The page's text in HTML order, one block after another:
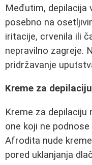
Međutim, depilacija
posebno na
iritacije, crvenila ili
nepravilno zagreje.
pridržavanje
Kreme za
Kreme za depilaciju
one koji ne
Afrodita nude
pored uklanjanja